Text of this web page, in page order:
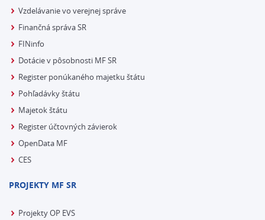
Vzdelávanie vo verejnej správe
Finančná správa SR
FINinfo
Dotácie v pôsobnosti MF SR
Register ponúkaného majetku štátu
Pohľadávky štátu
Majetok štátu
Register účtovných závierok
OpenData MF
CES
PROJEKTY MF SR
Projekty OP EVS